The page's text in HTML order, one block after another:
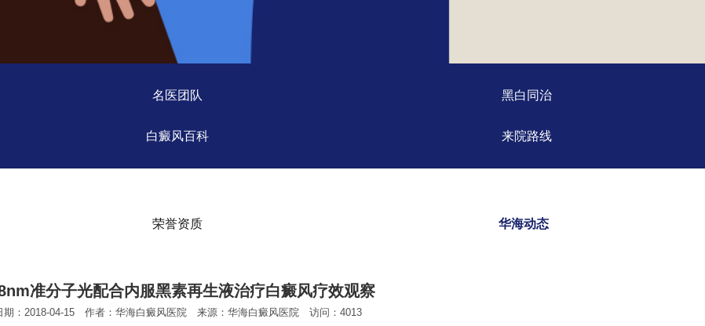
名医团队 黑白同治
白癜风百科 来院路线
荣誉资质 华海动态
准分子光配合内服黑素再生液治疗白癜风疗效观察
期：2018-04-15 作者：华海白癜风医院 来源：华海白癜风医院 访问：4013